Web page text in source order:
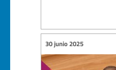
30 junio 2025